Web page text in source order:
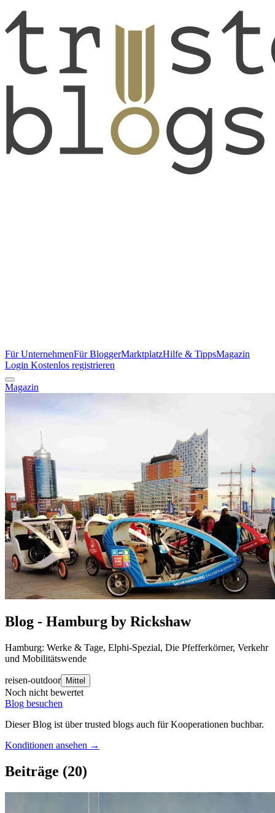
Für UnternehmenFür BloggerMarktplatzHilfe & TippsMagazin
Login Kostenlos registrieren
Magazin
Blog - Hamburg by Rickshaw
Hamburg: Werke & Tage, Elphi-Spezial, Die Pfefferkörner, Verkehr
und Mobilitätswende
reisen-outdoor Mittel
Noch nicht bewertet
Blog besuchen
Dieser Blog ist über trusted blogs auch für Kooperationen buchbar.
Konditionen ansehen →
Beiträge (20)